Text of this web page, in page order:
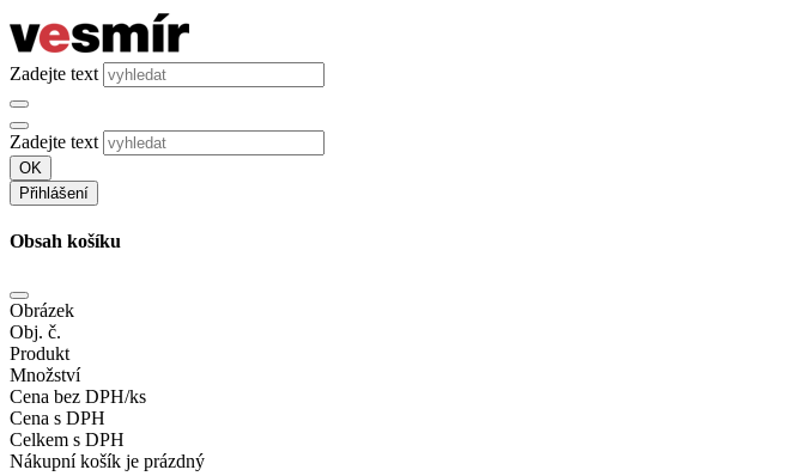
Zadejte text
Zadejte text
OK
Přihlášení
Obsah košíku
Obrázek
Obj. č.
Produkt
Množství
Cena bez DPH/ks
Cena s DPH
Celkem s DPH
Nákupní košík je prázdný